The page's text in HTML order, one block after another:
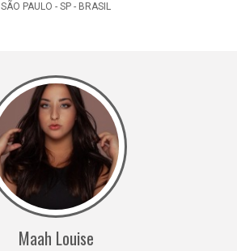
SÃO PAULO - SP - BRASIL
Maah Louise